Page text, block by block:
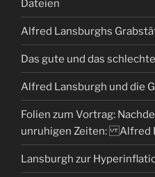
Dateien
Alfred Lansburghs
Das gute und das
Alfred Lansburgh und die
Folien zum Vortrag:
unruhigen Zeiten: Alfred
Lansburgh zur